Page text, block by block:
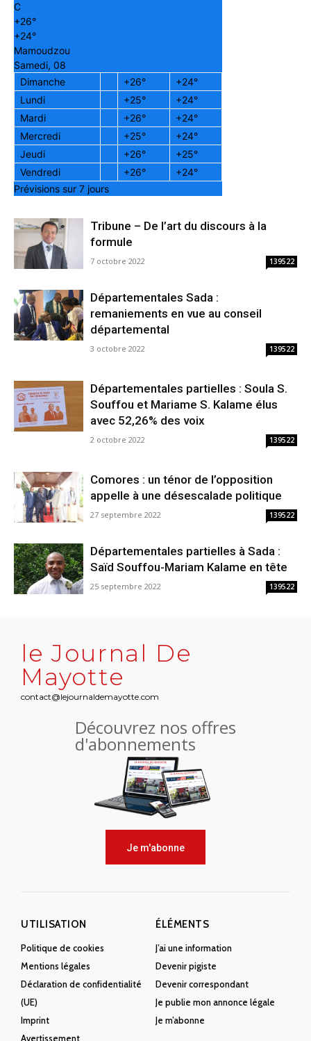
C
+26°
+24°
Mamoudzou
Samedi, 08
Dimanche
+26° +24°
Lundi
+25° +24°
Mardi
+26° +24°
Mercredi
+25° +24°
Jeudi
+26° +25°
Vendredi
+26° +24°
Prévisions sur 7 jours
Tribune – De l’art du discours à la
formule
7 octobre 2022 139522
Départementales Sada :
remaniements en vue au conseil
départemental
3 octobre 2022 139522
Départementales partielles : Soula S.
Souffou et Mariame S. Kalame élus
avec 52,26% des voix
2 octobre 2022 139522
Comores : un ténor de l’opposition
appelle à une désescalade politique
27 septembre 2022 139522
Départementales partielles à Sada :
Saïd Souffou-Mariam Kalame en tête
25 septembre 2022 139522
le Journal De
Mayotte
contact@lejournaldemayotte.com
Découvrez nos offres
d'abonnements
Je m'abonne
UTILISATION
Politique de cookies
Mentions légales
Déclaration de confidentialité
(UE)
Imprint
Avertissement
ÉLÉMENTS
J’ai une information
Devenir pigiste
Devenir correspondant
Je publie mon annonce légale
Je m’abonne